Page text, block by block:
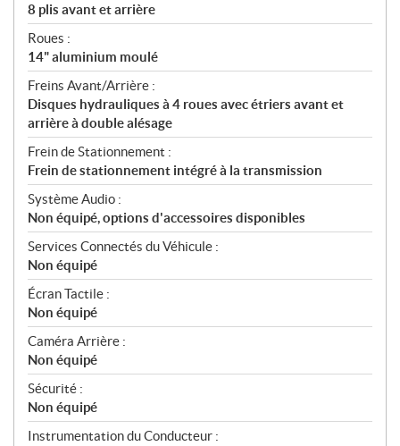
8 plis avant et arrière
Roues :
14" aluminium moulé
Freins Avant/Arrière :
Disques hydrauliques à 4 roues avec étriers avant et
arrière à double alésage
Frein de Stationnement :
Frein de stationnement intégré à la transmission
Système Audio :
Non équipé, options d'accessoires disponibles
Services Connectés du Véhicule :
Non équipé
Écran Tactile :
Non équipé
Caméra Arrière :
Non équipé
Sécurité :
Non équipé
Instrumentation du Conducteur :